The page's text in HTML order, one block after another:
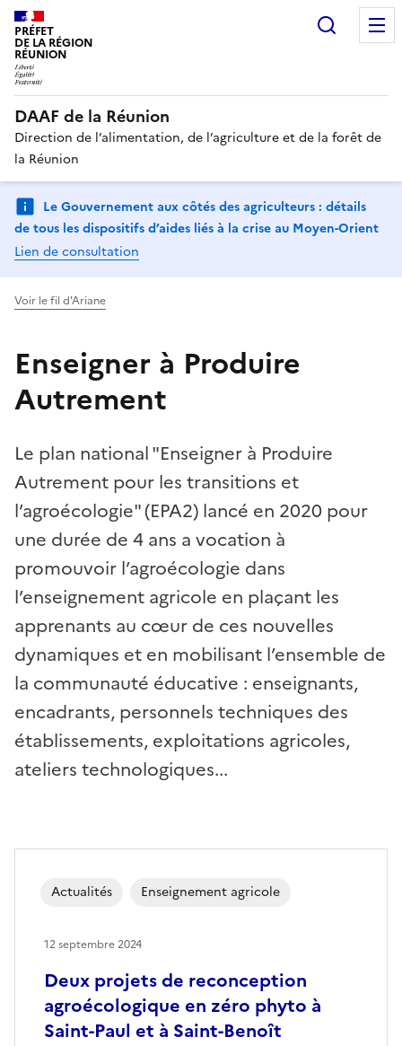
PRÉFET
DE LA RÉGION
RÉUNION
DAAF de la Réunion
Direction de l’alimentation, de l’agriculture et de la forêt de
la Réunion
Le Gouvernement aux côtés des agriculteurs : détails
de tous les dispositifs d’aides liés à la crise au Moyen-Orient
Lien de consultation
Voir le fil d'Ariane
Enseigner à Produire
Autrement
Le plan national "Enseigner à Produire
Autrement pour les transitions et
l’agroécologie" (EPA2) lancé en 2020 pour
une durée de 4 ans a vocation à
promouvoir l’agroécologie dans
l’enseignement agricole en plaçant les
apprenants au cœur de ces nouvelles
dynamiques et en mobilisant l’ensemble de
la communauté éducative : enseignants,
encadrants, personnels techniques des
établissements, exploitations agricoles,
ateliers technologiques...
Deux projets de reconception
agroécologique en zéro phyto à
Saint-Paul et à Saint-Benoît
Actualités Enseignement agricole
12 septembre 2024